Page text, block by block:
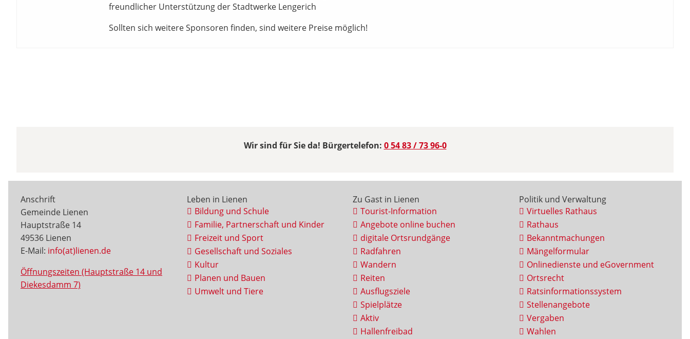
freundlicher Unterstützung der Stadtwerke Lengerich
Sollten sich weitere Sponsoren finden, sind weitere Preise möglich!
Wir sind für Sie da! Bürgertelefon: 0 54 83 / 73 96-0
Anschrift
Gemeinde Lienen
Hauptstraße 14
49536 Lienen
E-Mail: info(at)lienen.de
Öffnungszeiten (Hauptstraße 14 und
Diekesdamm 7)
Leben in Lienen
Bildung und Schule
Familie, Partnerschaft und Kinder
Freizeit und Sport
Gesellschaft und Soziales
Kultur
Planen und Bauen
Umwelt und Tiere
Zu Gast in Lienen
Tourist-Information
Angebote online buchen
digitale Ortsrundgänge
Radfahren
Wandern
Reiten
Ausflugsziele
Spielplätze
Aktiv
Hallenfreibad
Politik und Verwaltung
Virtuelles Rathaus
Rathaus
Bekanntmachungen
Mängelformular
Onlinedienste und eGovernment
Ortsrecht
Ratsinformationssystem
Stellenangebote
Vergaben
Wahlen